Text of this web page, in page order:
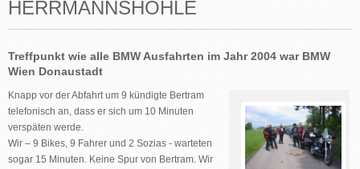
HERRMANNSHÖHLE
Treffpunkt wie alle BMW Ausfahrten im Jahr 2004 war BMW
Wien Donaustadt
Knapp vor der Abfahrt um 9 kündigte Bertram
telefonisch an, dass er sich um 10 Minuten
verspäten werde.
Wir – 9 Bikes, 9 Fahrer und 2 Sozias - warteten
sogar 15 Minuten. Keine Spur von Bertram. Wir